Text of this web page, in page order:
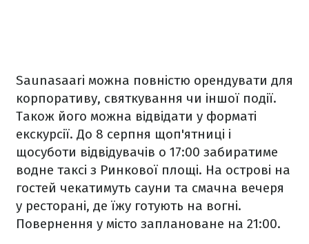
Saunasaari можна повністю орендувати для
корпоративу, святкування чи іншої події.
Також його можна відвідати у форматі
екскурсії. До 8 серпня щоп'ятниці і
щосуботи відвідувачів о 17:00 забиратиме
водне таксі з Ринкової площі. На острові на
гостей чекатимуть сауни та смачна вечеря
у ресторані, де їжу готують на вогні.
Повернення у місто заплановане на 21:00.